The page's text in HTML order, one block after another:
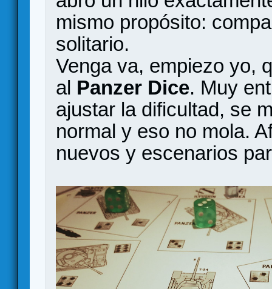
mismo propósito:
solitario.
Venga va, empiezo yo,
al Panzer Dice. Muy
ajustar la dificultad, se
normal y eso no mola.
nuevos y escenarios